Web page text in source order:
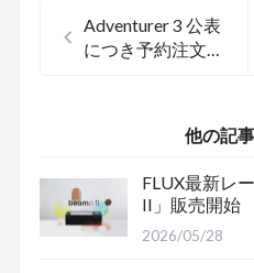
Adventurer 3 公表
につき予約注文再
他の記
FLUX最新レ
II」販売開始
2026/05/28